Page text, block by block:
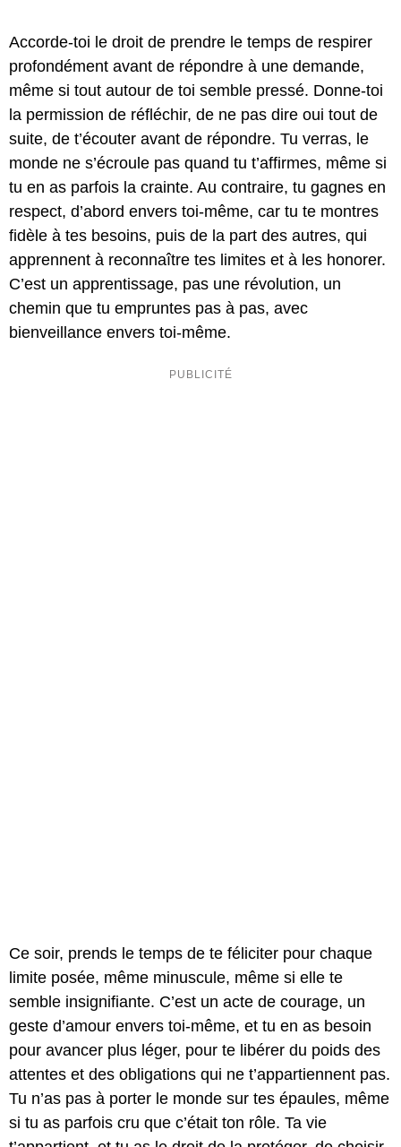
Accorde-toi le droit de prendre le temps de respirer
profondément avant de répondre à une demande,
même si tout autour de toi semble pressé. Donne-toi
la permission de réfléchir, de ne pas dire oui tout de
suite, de t’écouter avant de répondre. Tu verras, le
monde ne s’écroule pas quand tu t’affirmes, même si
tu en as parfois la crainte. Au contraire, tu gagnes en
respect, d’abord envers toi-même, car tu te montres
fidèle à tes besoins, puis de la part des autres, qui
apprennent à reconnaître tes limites et à les honorer.
C’est un apprentissage, pas une révolution, un
chemin que tu empruntes pas à pas, avec
bienveillance envers toi-même.
Ce soir, prends le temps de te féliciter pour chaque
limite posée, même minuscule, même si elle te
semble insignifiante. C’est un acte de courage, un
geste d’amour envers toi-même, et tu en as besoin
pour avancer plus léger, pour te libérer du poids des
attentes et des obligations qui ne t’appartiennent pas.
Tu n’as pas à porter le monde sur tes épaules, même
si tu as parfois cru que c’était ton rôle. Ta vie